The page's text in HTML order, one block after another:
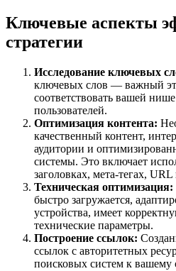
Ключевые аспекты
стратегии
Исследование ключевых
ключевых слов — важный
соответствовать вашей
пользователей.
Оптимизация контента:
качественный контент,
аудитории и
системы. Это включает
заголовках, мета-тегах, URL
Техническая оптимизация:
быстро загружается,
устройства, имеет
технические параметры.
Построение ссылок:
ссылок с авторитетных
поисковых систем к вашему